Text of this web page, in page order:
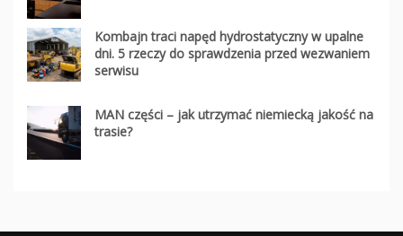
Kombajn traci napęd hydrostatyczny w upalne
dni. 5 rzeczy do sprawdzenia przed wezwaniem
serwisu
MAN części – jak utrzymać niemiecką jakość na
trasie?